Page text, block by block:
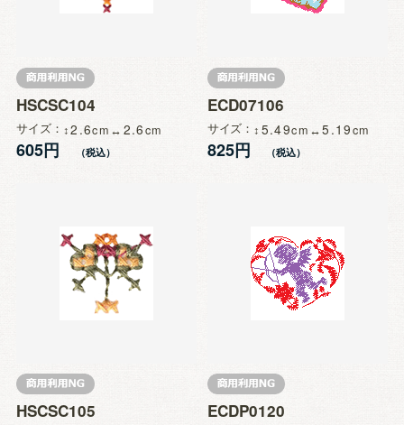
HSCSC104
サイズ 2.6 2.6
605円
ECD07106
サイズ 5.49 5.19
825円
HSCSC105 ECDP0120